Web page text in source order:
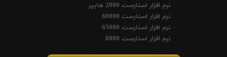
نرم افزار استارست 2000 هایپر
نرم افزار استارست 60000
نرم افزار استارست 65000
نرم افزار استارست 8800